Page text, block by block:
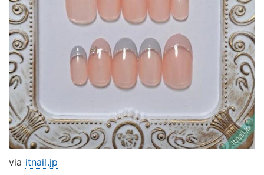
via itnail.jp